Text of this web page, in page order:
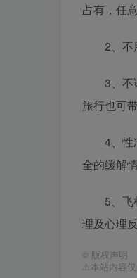
占有，任意
2、不用
3、不论
旅行也可
4、性冲
全的缓解
5、飞机
理及心理
© 版权声明
⚠️本站内容仅